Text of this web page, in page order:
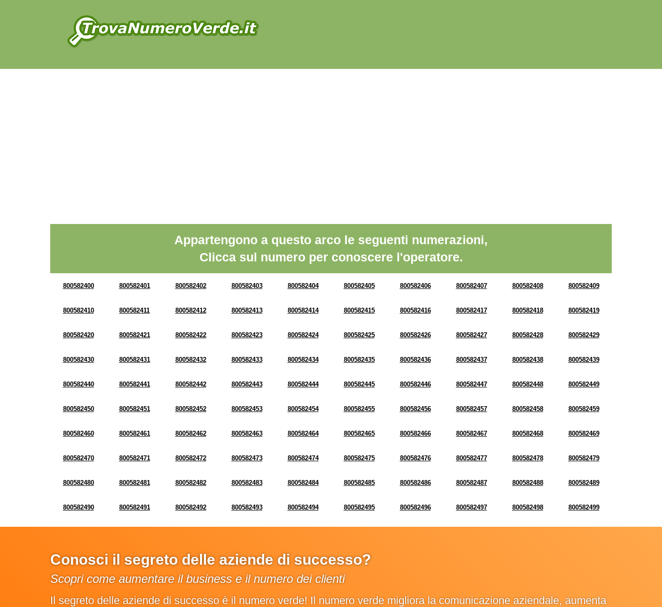
Appartengono a questo arco le seguenti numerazioni,
Clicca sul numero per conoscere l'operatore.
800582400 800582401 800582402 800582403 800582404 800582405 800582406 800582407 800582408 800582409
800582410 800582411 800582412 800582413 800582414 800582415 800582416 800582417 800582418 800582419
800582420 800582421 800582422 800582423 800582424 800582425 800582426 800582427 800582428 800582429
800582430 800582431 800582432 800582433 800582434 800582435 800582436 800582437 800582438 800582439
800582440 800582441 800582442 800582443 800582444 800582445 800582446 800582447 800582448 800582449
800582450 800582451 800582452 800582453 800582454 800582455 800582456 800582457 800582458 800582459
800582460 800582461 800582462 800582463 800582464 800582465 800582466 800582467 800582468 800582469
800582470 800582471 800582472 800582473 800582474 800582475 800582476 800582477 800582478 800582479
800582480 800582481 800582482 800582483 800582484 800582485 800582486 800582487 800582488 800582489
800582490 800582491 800582492 800582493 800582494 800582495 800582496 800582497 800582498 800582499
Conosci il segreto delle aziende di successo?
Scopri come aumentare il business e il numero dei clienti
Il segreto delle aziende di successo è il numero verde! Il numero verde migliora la comunicazione aziendale, aumenta